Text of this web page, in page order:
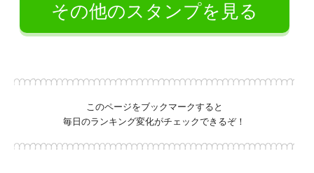
その他のスタンプを見る
このページをブックマークすると
毎日のランキング変化がチェックできるぞ！